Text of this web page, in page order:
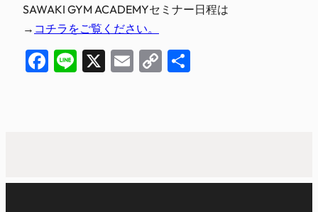
SAWAKI GYM ACADEMYセミナー日程は
→ コチラをご覧ください。
Facebook
Line
X EmailCopy